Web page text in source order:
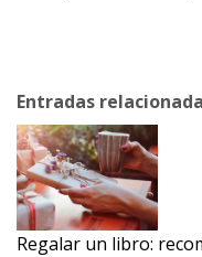
Entradas
Regalar un libro: